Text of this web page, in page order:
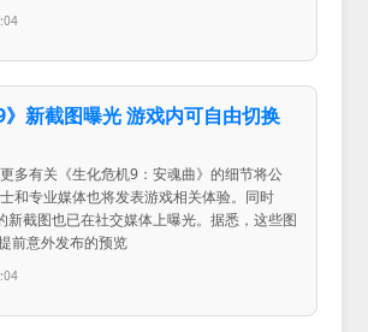
》新截图曝光 游戏内可自由切换
多有关《生化危机9：安魂曲》的细节将公
和专业媒体也将发表游戏相关体验。同时
新截图也已在社交媒体上曝光。据悉，这些图
前意外发布的预览